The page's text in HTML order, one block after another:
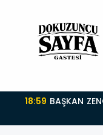
18:59